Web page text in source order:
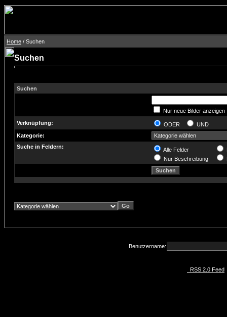
Home / Suchen
Suchen
Suchen
Nur neue Bilder anzeigen
Verknüpfung:
ODER
UND
Kategorie:
Suche in Feldern:
Alle Felder
Nur Beschreibung
Benutzername:
RSS 2.0 Feed